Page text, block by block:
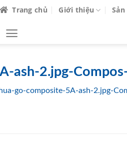
Trang chủ Giới thiệu
ash-2.jpg-
go-composite-5A-ash-2.jpg-